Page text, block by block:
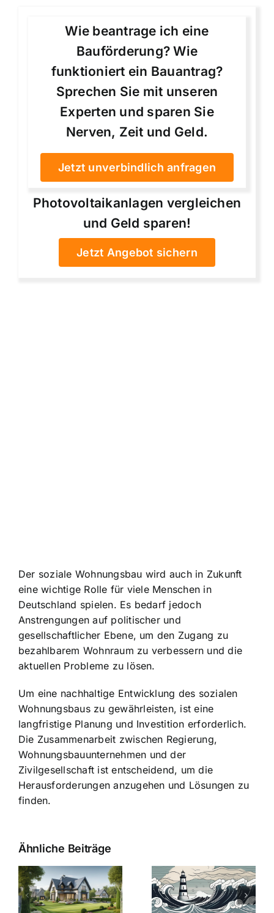
Wie beantrage ich eine
Bauförderung? Wie
funktioniert ein Bauantrag?
Sprechen Sie mit unseren
Experten und sparen Sie
Nerven, Zeit und Geld.
Jetzt unverbindlich anfragen
Photovoltaikanlagen vergleichen
und Geld sparen!
Jetzt Angebot sichern
Der soziale Wohnungsbau wird auch in Zukunft
eine wichtige Rolle für viele Menschen in
Deutschland spielen. Es bedarf jedoch
Anstrengungen auf politischer und
gesellschaftlicher Ebene, um den Zugang zu
bezahlbarem Wohnraum zu verbessern und die
aktuellen Probleme zu lösen.
Um eine nachhaltige Entwicklung des sozialen
Wohnungsbaus zu gewährleisten, ist eine
langfristige Planung und Investition erforderlich.
Die Zusammenarbeit zwischen Regierung,
Wohnungsbauunternehmen und der
Zivilgesellschaft ist entscheidend, um die
Herausforderungen anzugehen und Lösungen zu
finden.
Ähnliche Beiträge
Bauzinsen im
Sturm: Die
aktuelle
Die Evolution
der
Bauzinsen: Ein